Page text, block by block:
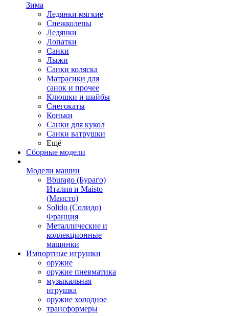
Зима
Ледянки мягкие
Снежколепы
Ледянки
Лопатки
Санки
Лыжи
Санки коляска
Матрасики для
санок и прочее
Клюшки и шайбы
Снегокаты
Коньки
Санки для кукол
Санки ватрушки
Ещё
Сборные модели
Модели машин
Bburago (Бураго)
Италия и Maisto
(Маисто)
Solido (Солидо)
Франция
Металлические и
коллекционные
машинки
Импортные игрушки
оружие
оружие пневматика
музыкальная
игрушка
оружие холодное
трансформеры